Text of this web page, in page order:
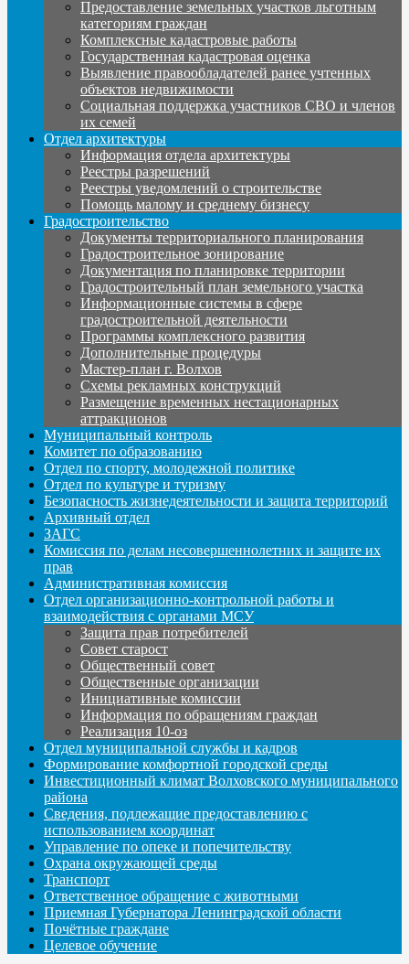
Предоставление земельных участков льготным
категориям граждан
Комплексные кадастровые работы
Государственная кадастровая оценка
Выявление правообладателей ранее учтенных
объектов недвижимости
Социальная поддержка участников СВО и членов
их семей
Отдел архитектуры
Информация отдела архитектуры
Реестры разрешений
Реестры уведомлений о строительстве
Помощь малому и среднему бизнесу
Градостроительство
Документы территориального планирования
Градостроительное зонирование
Документация по планировке территории
Градостроительный план земельного участка
Информационные системы в сфере
градостроительной деятельности
Программы комплексного развития
Дополнительные процедуры
Мастер-план г. Волхов
Схемы рекламных конструкций
Размещение временных нестационарных
аттракционов
Муниципальный контроль
Комитет по образованию
Отдел по спорту, молодежной политике
Отдел по культуре и туризму
Безопасность жизнедеятельности и защита территорий
Архивный отдел
ЗАГС
Комиссия по делам несовершеннолетних и защите их
прав
Административная комиссия
Отдел организационно-контрольной работы и
взаимодействия с органами МСУ
Защита прав потребителей
Совет старост
Общественный совет
Общественные организации
Инициативные комиссии
Информация по обращениям граждан
Реализация 10-оз
Отдел муниципальной службы и кадров
Формирование комфортной городской среды
Инвестиционный климат Волховского муниципального
района
Сведения, подлежащие предоставлению с
использованием координат
Управление по опеке и попечительству
Охрана окружающей среды
Транспорт
Ответственное обращение с животными
Приемная Губернатора Ленинградской области
Почётные граждане
Целевое обучение